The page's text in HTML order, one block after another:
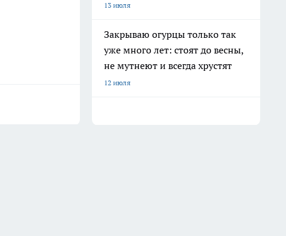
13 июля
Закрываю огурцы только так
уже много лет: стоят до весны,
не мутнеют и всегда хрустят
12 июля